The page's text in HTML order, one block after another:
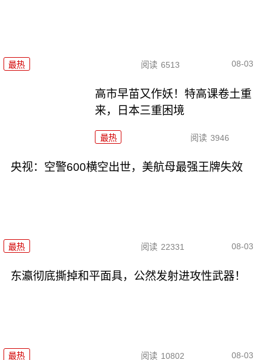
最热 阅读 6513 08-03
高市早苗又作妖！特高课卷土重
来，日本三重困境
最热 阅读 3946
央视：空警600横空出世，美航母最强王牌失效
最热 阅读 22331 08-03
东瀛彻底撕掉和平面具，公然发射进攻性武器！
最热 阅读 10802 08-03